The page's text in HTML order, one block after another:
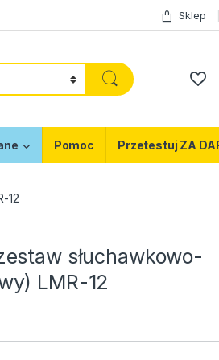
Sklep
Pomoc Przetestuj ZA
12
słuchawkowo-
LMR-12